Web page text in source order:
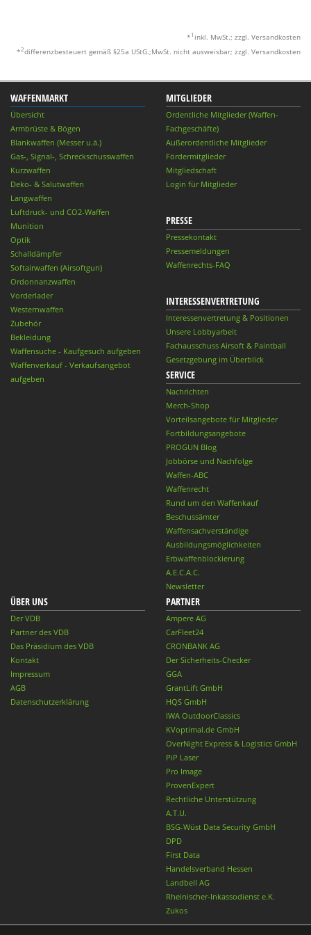
* 1 inkl. MwSt.; zzgl. Versandkosten
*2differenzbesteuert gemäß §25a UStG.;MwSt. nicht ausweisbar; zzgl. Versandkosten
WAFFENMARKT
Übersicht
Armbrüste & Bögen
Blankwaffen (Messer u.ä.)
Gas-, Signal-, Schreckschusswaffen
Kurzwaffen
Deko- & Salutwaffen
Langwaffen
Luftdruck- und CO2-Waffen
Munition
Optik
Schalldämpfer
Softairwaffen (Airsoftgun)
Ordonnanzwaffen
Vorderlader
Westernwaffen
Zubehör
Bekleidung
Waffensuche - Kaufgesuch aufgeben
Waffenverkauf - Verkaufsangebot
aufgeben
MITGLIEDER
Ordentliche Mitglieder (Waffen-
Fachgeschäfte)
Außerordentliche Mitglieder
Fördermitglieder
Mitgliedschaft
Login für Mitglieder
PRESSE
Pressekontakt
Pressemeldungen
Waffenrechts-FAQ
INTERESSENVERTRETUNG
Interessenvertretung & Positionen
Unsere Lobbyarbeit
Fachausschuss Airsoft & Paintball
Gesetzgebung im Überblick
SERVICE
Nachrichten
Merch-Shop
Vorteilsangebote für Mitglieder
Fortbildungsangebote
PROGUN Blog
Jobbörse und Nachfolge
Waffen-ABC
Waffenrecht
Rund um den Waffenkauf
Beschussämter
Waffensachverständige
Ausbildungsmöglichkeiten
Erbwaffenblockierung
A.E.C.A.C.
Newsletter
ÜBER UNS
Der VDB
Partner des VDB
Das Präsidium des VDB
Kontakt
Impressum
AGB
Datenschutzerklärung
PARTNER
Ampere AG
CarFleet24
CRONBANK AG
Der Sicherheits-Checker
GGA
GrantLift GmbH
HQS GmbH
IWA OutdoorClassics
KVoptimal.de GmbH
OverNight Express & Logistics GmbH
PiP Laser
Pro Image
ProvenExpert
Rechtliche Unterstützung
A.T.U.
BSG-Wüst Data Security GmbH
DPD
First Data
Handelsverband Hessen
Landbell AG
Rheinischer-Inkassodienst e.K.
Zukos